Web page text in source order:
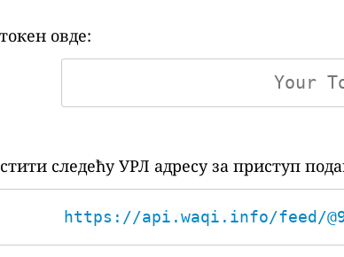
овде:
следећу УРЛ адресу за приступ
https://api.waqi.info/feed/